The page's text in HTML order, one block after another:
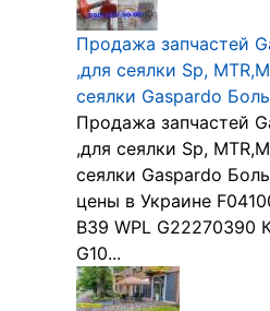
Продажа запчастей
,для сеялки Sp,
сеялки Gaspardo
Продажа запчастей
,для сеялки Sp,
сеялки Gaspardo
цены в Украине
B39 WPL G22270390
G10...